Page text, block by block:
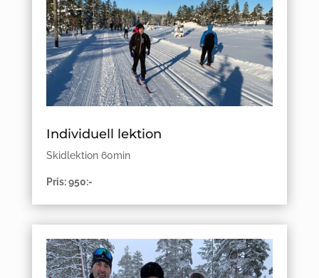
Individuell lektion
Skidlektion 60min
Pris: 950:-